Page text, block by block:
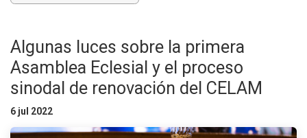
Algunas luces sobre la primera
Asamblea Eclesial y el proceso
sinodal de renovación del CELAM
6 jul 2022